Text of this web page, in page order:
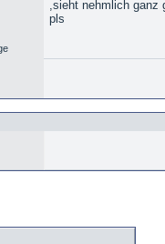
,sieht nehmlich ganz
pls